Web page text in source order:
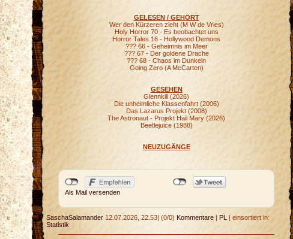
GELESEN / GEHÖRT
Wer den Kürzeren zieht (M W de Vries)
Holy Horror 70 - Es beobachtet uns
Horror Tales 16 - Hollywood Demons
??? 66 - Geheimnis im Meer
??? 67 - Der goldene Drache
??? 68 - Chaos im Dunkeln
Going Zero (A McCarten)
GESEHEN
Glennkill (2026)
Die unheimliche Klassenfahrt (2006)
Das Lazarus Projekt (2008)
The Astronaut - Projekt Hail Mary (2026)
Beetlejuice (1988)
NEUZUGÄNGE
Als Mail versenden
SaschaSalamander 12.07.2026, 22.53| (0/0) Kommentare | PL | einsortiert in:
Statistik